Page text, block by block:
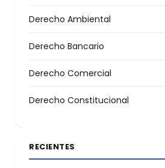
Derecho Ambiental
Derecho Bancario
Derecho Comercial
Derecho Constitucional
RECIENTES